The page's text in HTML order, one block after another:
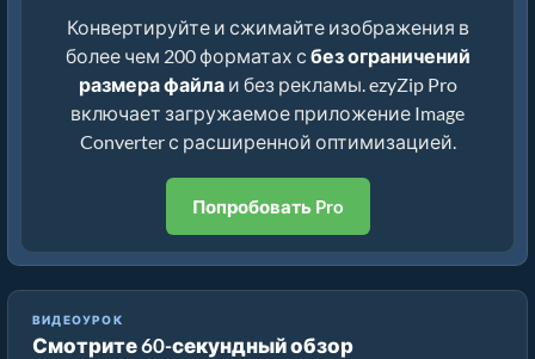
Конвертируйте и сжимайте изображения в
более чем 200 форматах с без ограничений
размера файлаи без рекламы. ezyZip Pro
включает загружаемое приложение Image
Converter с расширенной оптимизацией.
Попробовать Pro
ВИДЕОУРОК
Смотрите 60-секундный обзор
Как уменьшить размер bmp на процент